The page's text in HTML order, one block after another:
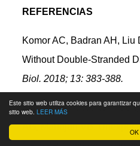
OK
Este sitio web utiliza cookies para garantizar
sitio web. LEER MÁS
REFERENCIAS
Komor AC, Badran AH,
Without Double-Stranded
Biol. 2018; 13: 383-388.
Schaefer KA, Wu WH,
AG, Mahajan VB.